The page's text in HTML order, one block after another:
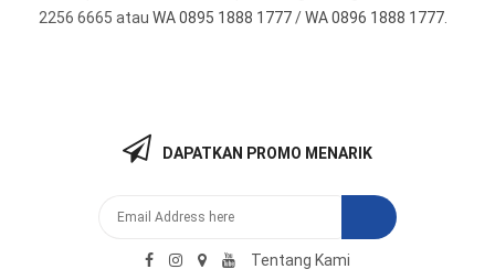
2256 6665 atau WA 0895 1888 1777/WA 0896 1888 1777
DAPATKAN PROMO MENARIK
Tentang Kami